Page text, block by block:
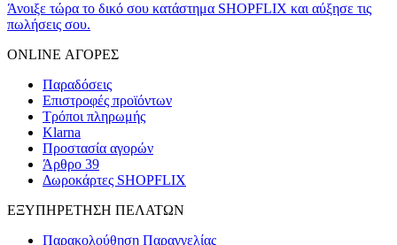
Άνοιξε τώρα το δικό σου κατάστημα SHOPFLIX και αύξησε τις
πωλήσεις σου.
ONLINE ΑΓΟΡΕΣ
Παραδόσεις
Επιστροφές προϊόντων
Τρόποι πληρωμής
Klarna
Προστασία αγορών
Άρθρο 39
Δωροκάρτες SHOPFLIX
ΕΞΥΠΗΡΕΤΗΣΗ ΠΕΛΑΤΩΝ
Παρακολούθηση Παραγγελίας